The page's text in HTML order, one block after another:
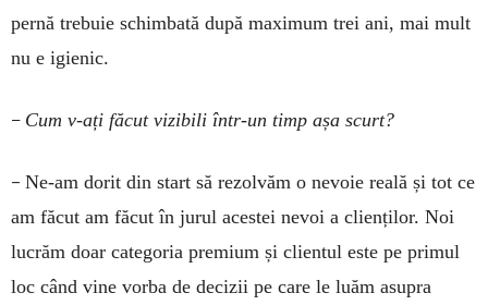
pernă trebuie schimbată după maximum trei ani, mai mult
nu e igienic.
– Cum v-ați făcut vizibili într-un timp așa scurt?
– Ne-am dorit din start să rezolvăm o nevoie reală și tot ce
am făcut am făcut în jurul acestei nevoi a clienților. Noi
lucrăm doar categoria premium și clientul este pe primul
loc când vine vorba de decizii pe care le luăm asupra